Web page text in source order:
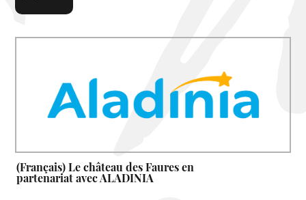
(Français) Le château des Faures en
partenariat avec ALADINIA